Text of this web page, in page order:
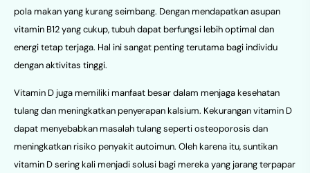
pola makan yang kurang seimbang. Dengan mendapatkan asupan
vitamin B12 yang cukup, tubuh dapat berfungsi lebih optimal dan
energi tetap terjaga. Hal ini sangat penting terutama bagi individu
dengan aktivitas tinggi.
Vitamin D juga memiliki manfaat besar dalam menjaga kesehatan
tulang dan meningkatkan penyerapan kalsium. Kekurangan vitamin D
dapat menyebabkan masalah tulang seperti osteoporosis dan
meningkatkan risiko penyakit autoimun. Oleh karena itu, suntikan
vitamin D sering kali menjadi solusi bagi mereka yang jarang terpapar